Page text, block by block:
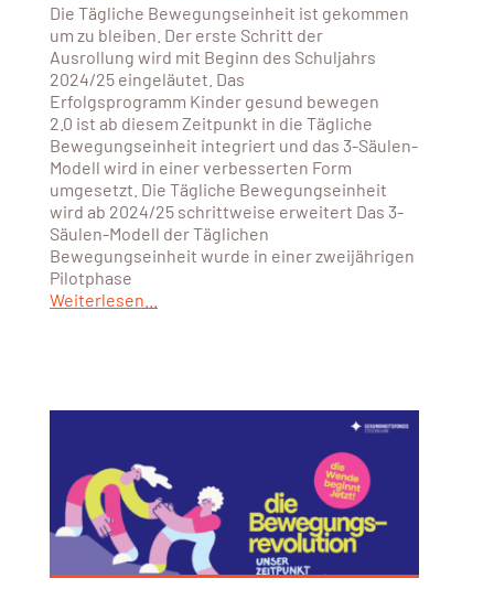
Die Tägliche Bewegungseinheit ist gekommen
um zu bleiben. Der erste Schritt der
Ausrollung wird mit Beginn des Schuljahrs
2024/25 eingeläutet. Das
Erfolgsprogramm Kinder gesund bewegen
2.0 ist ab diesem Zeitpunkt in die Tägliche
Bewegungseinheit integriert und das 3-Säulen-
Modell wird in einer verbesserten Form
umgesetzt. Die Tägliche Bewegungseinheit
wird ab 2024/25 schrittweise erweitert Das 3-
Säulen-Modell der Täglichen
Bewegungseinheit wurde in einer zweijährigen
Pilotphase
Weiterlesen...